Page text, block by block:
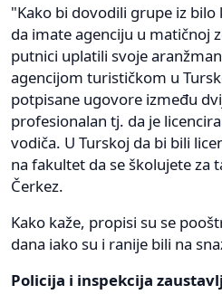
"Kako bi dovodili grupe iz
da imate agenciju u matičnoj
putnici uplatili svoje
agencijom turističkom u
potpisane ugovore između
profesionalan tj. da je
vodiča. U Turskoj da bi bili
na fakultet da se školujete za
Čerkez.
Kako kaže, propisi su se
dana iako su i ranije bili na
Policija i inspekcija